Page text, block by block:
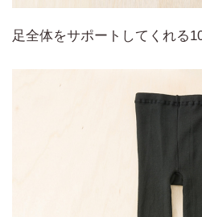
足全体をサポートしてくれる